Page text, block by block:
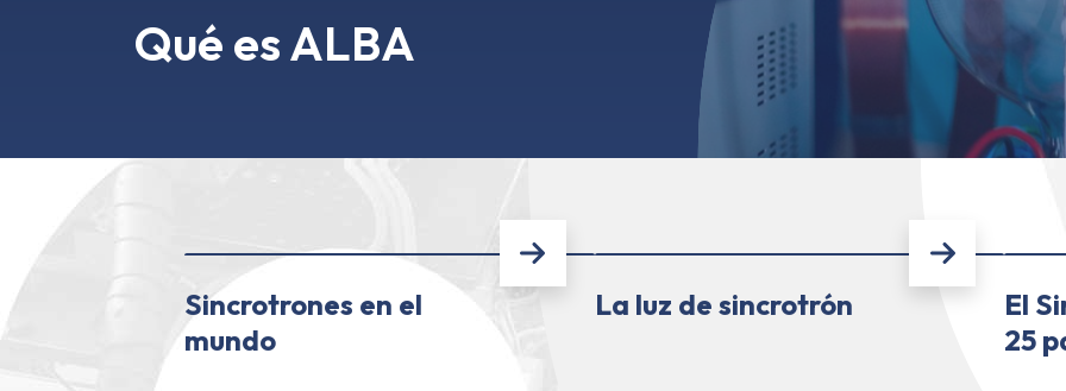
Qué es ALBA
Sincrotrones en el
mundo
La luz de sincrotrón
El
25